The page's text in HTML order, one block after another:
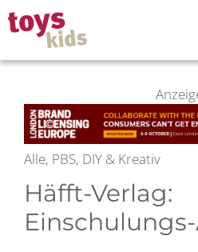
Zum
Inhalt
springen
Alle, PBS, DIY & Kreativ
Häfft-Verlag: